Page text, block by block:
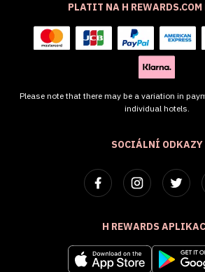
SOCIÁLNÍ ODKAZY
H REWARDS
PLATIT NA H
Please note that there may be a variation in
individual hotels.